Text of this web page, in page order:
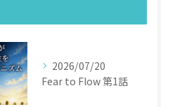
2026/07/20
Fear to Flow 第1話